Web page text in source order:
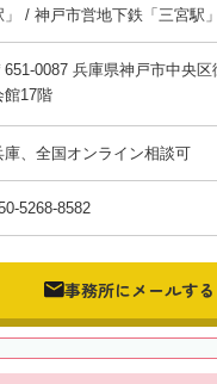
」 / 神戸市営地下鉄「三宮駅
651-0087 兵庫県神戸市中央
館17階
庫、全国オンライン相談可
5268-8582
事務所にメールする